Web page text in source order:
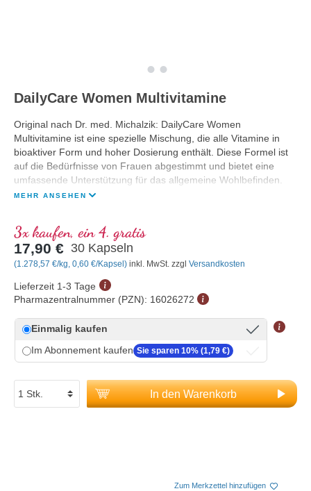
DailyCare Women Multivitamine
Original nach Dr. med. Michalzik: DailyCare Women
Multivitamine ist eine spezielle Mischung, die alle Vitamine in
bioaktiver Form und hoher Dosierung enthält. Diese Formel ist
auf die Bedürfnisse von Frauen abgestimmt und bietet eine
umfassende Unterstützung für das allgemeine Wohlbefinden.
MEHR ANSEHEN
3x kaufen, ein 4. gratis
17,90 € 30 Kapseln
(1.278,57 €/kg, 0,60 €/Kapsel) inkl. MwSt. zzgl Versandkosten
Lieferzeit 1-3 Tage
Pharmazentralnummer (PZN): 16026272
Einmalig kaufen
Im Abonnement kaufen Sie sparen 10% (1,79 €)
In den Warenkorb
Zum Merkzettel hinzufügen